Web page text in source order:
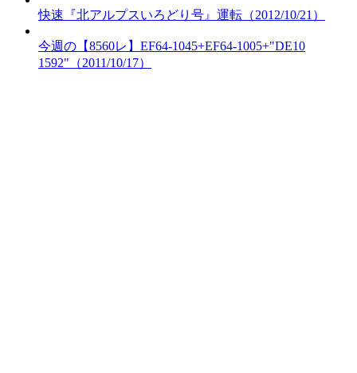
快速『北アルプスいろどり号』運転（2012/10/21）
今週の【8560レ】EF64-1045+EF64-1005+"DE10
1592"（2011/10/17）